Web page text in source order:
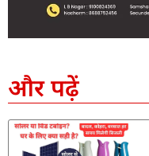
और पढ़ें